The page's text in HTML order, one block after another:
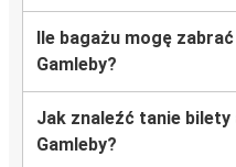
Ile bagażu mogę
Gamleby?
Jak znaleźć tanie
Gamleby?